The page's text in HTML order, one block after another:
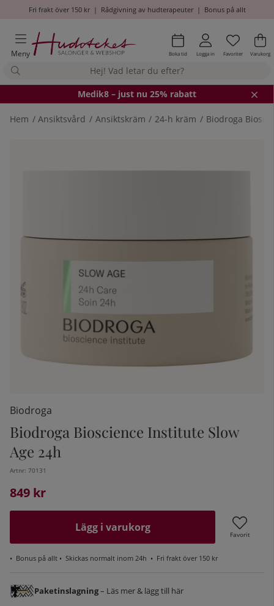
Fri frakt över 150 kr| Rådgivning av hudterapeuter| Bonus på allt
Meny Boka tid Logga in Antal i
.
Favoriter .
Varukorg
Medik8 – just nu 25% rabatt
Hem Ansiktsvård Ansiktskräm 24-h kräm Biodroga
Biodroga
Biodroga Bioscience Institute Slow
Age 24h
Artnr: 70131
849 kr
Lägg i varukorg
Favorit
• Bonus på allt • Skickas normalt inom 24h • Fri frakt över 150 kr
Paketinslagning– Läs mer & lägg till här